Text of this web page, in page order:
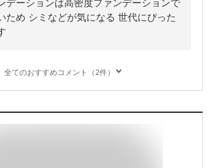
デーションは高密度ファンデーションで
ため シミなどが気になる 世代にぴった
全てのおすすめコメント（2件）